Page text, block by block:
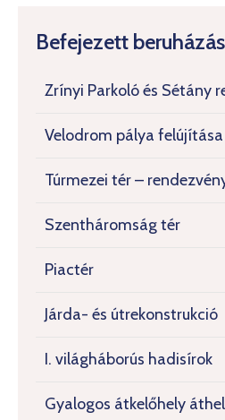
Befejezett
Zrínyi Parkoló és Sétány
Velodrom pálya felújítása
Túrmezei tér –
Szentháromság tér
Piactér
Járda- és útrekonstrukció
I. világháborús hadisírok
Gyalogos átkelőhely